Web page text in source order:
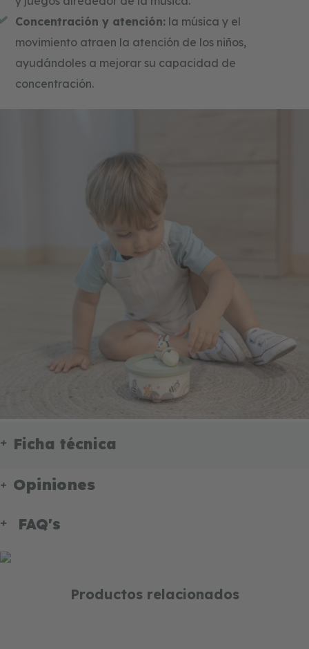
Concentración y atención: la música y el
movimiento atraen la atención de los niños,
ayudándoles a mejorar su capacidad de
concentración.
Ficha técnica
Opiniones
FAQ's
Productos relacionados